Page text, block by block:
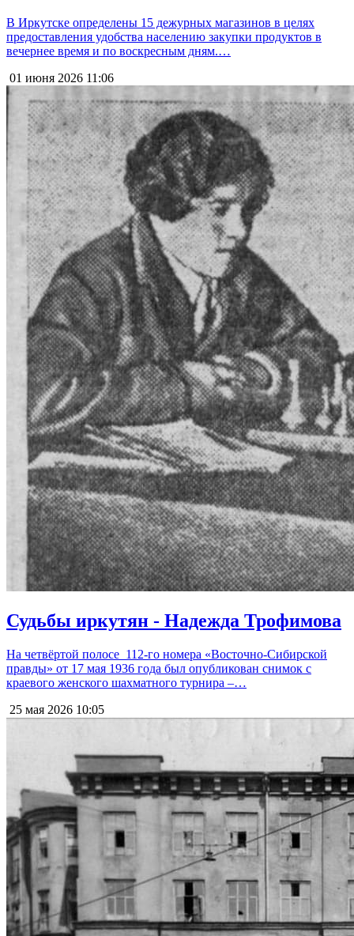
В Иркутске определены 15 дежурных магазинов в целях
предоставления удобства населению закупки продуктов в
вечернее время и по воскресным дням.…
01 июня 2026 11:06
Судьбы иркутян - Надежда Трофимова
На четвёртой полосе 112-го номера «Восточно-Сибирской
правды» от 17 мая 1936 года был опубликован снимок с
краевого женского шахматного турнира –…
25 мая 2026 10:05